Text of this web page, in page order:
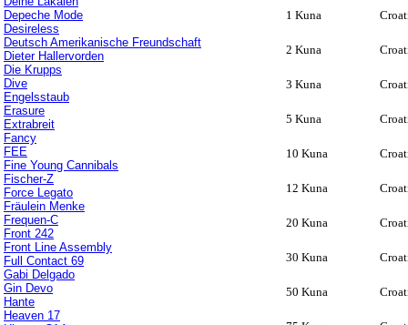
Depeche Mode
Desireless
Deutsch Amerikanische Freundschaft
Dieter Hallervorden
Die Krupps
Dive
Engelsstaub
Erasure
Extrabreit
Fancy
FEE
Fine Young Cannibals
Fischer-Z
Force Legato
Fräulein Menke
Frequen-C
Front 242
Front Line Assembly
Full Contact 69
Gabi Delgado
Gin Devo
Hante
Heaven 17
1 Kuna
2 Kuna
3 Kuna
5 Kuna
10 Kuna
12 Kuna
20 Kuna
30 Kuna
50 Kuna